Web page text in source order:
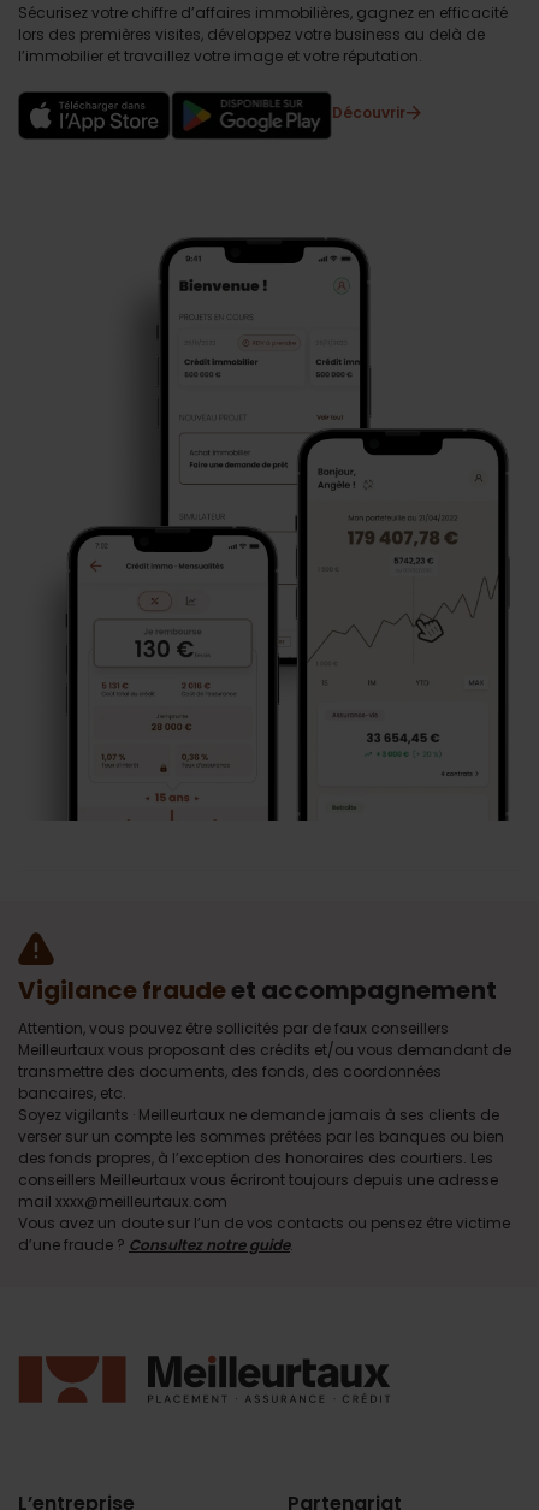
Sécurisez votre chiffre d’affaires immobilières, gagnez en efficacité
lors des premières visites, développez votre business au delà de
l’immobilier et travaillez votre image et votre réputation.
Découvrir
Vigilance fraudeet accompagnement
Attention, vous pouvez être sollicités par de faux conseillers
Meilleurtaux vous proposant des crédits et/ou vous demandant de
transmettre des documents, des fonds, des coordonnées
bancaires, etc.
Soyez vigilants · Meilleurtaux ne demande jamais à ses clients de
verser sur un compte les sommes prêtées par les banques ou bien
des fonds propres, à l’exception des honoraires des courtiers. Les
conseillers Meilleurtaux vous écriront toujours depuis une adresse
mail xxxx@meilleurtaux.com
Vous avez un doute sur l’un de vos contacts ou pensez être victime
d’une fraude ? Consultez notre guide.
L’entreprise Partenariat